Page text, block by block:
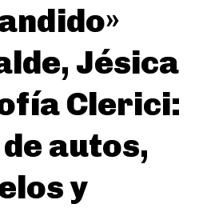
Jésica
Clerici:
autos,
y